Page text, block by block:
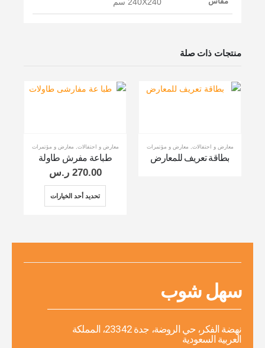
منتجات ذات صلة
معارض و احتفالات معارض و مؤتمرات
بطاقة تعريف للمعارض
معارض و احتفالات معارض و مؤتمرات
طباعة مفرش طاولة
270.00 ر.س
تحديد أحد الخيارات
سهل شوب
نهضة الفكر، حي الروضة، جدة 23342، المملكة
العربية السعودية